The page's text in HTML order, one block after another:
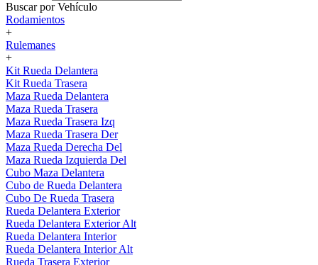
Buscar por Vehículo
Rodamientos
+
Rulemanes
+
Kit Rueda Delantera
Kit Rueda Trasera
Maza Rueda Delantera
Maza Rueda Trasera
Maza Rueda Trasera Izq
Maza Rueda Trasera Der
Maza Rueda Derecha Del
Maza Rueda Izquierda Del
Cubo Maza Delantera
Cubo de Rueda Delantera
Cubo De Rueda Trasera
Rueda Delantera Exterior
Rueda Delantera Exterior Alt
Rueda Delantera Interior
Rueda Delantera Interior Alt
Rueda Trasera Exterior